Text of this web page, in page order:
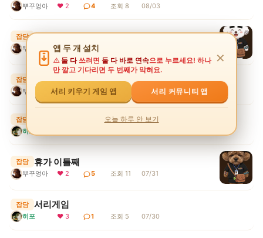
뿌꾸엉아 ❤ 2 4 조회 8 08/03
잡담 휴가4일 출근..
뿌꾸엉아 ❤ 4 6
잡담 휴가막날..
뿌꾸엉아 ❤ 3 3 조회 11 08/02
잡담
히포
잡담 휴가 이틀째
뿌꾸엉아 ❤ 2 5 조회 11 07/31
잡담 서리게임
히포 ❤ 3 1 조회 5 07/30
앱 두 개 설치
둘 다쓰려면 둘 다 바로 연속으로 누르세요! 하나
만 깔고 기다리면 두 번째가 막혀요.
✕
서리 키우기 게임 앱 서리 커뮤니티 앱
오늘 하루 안 보기